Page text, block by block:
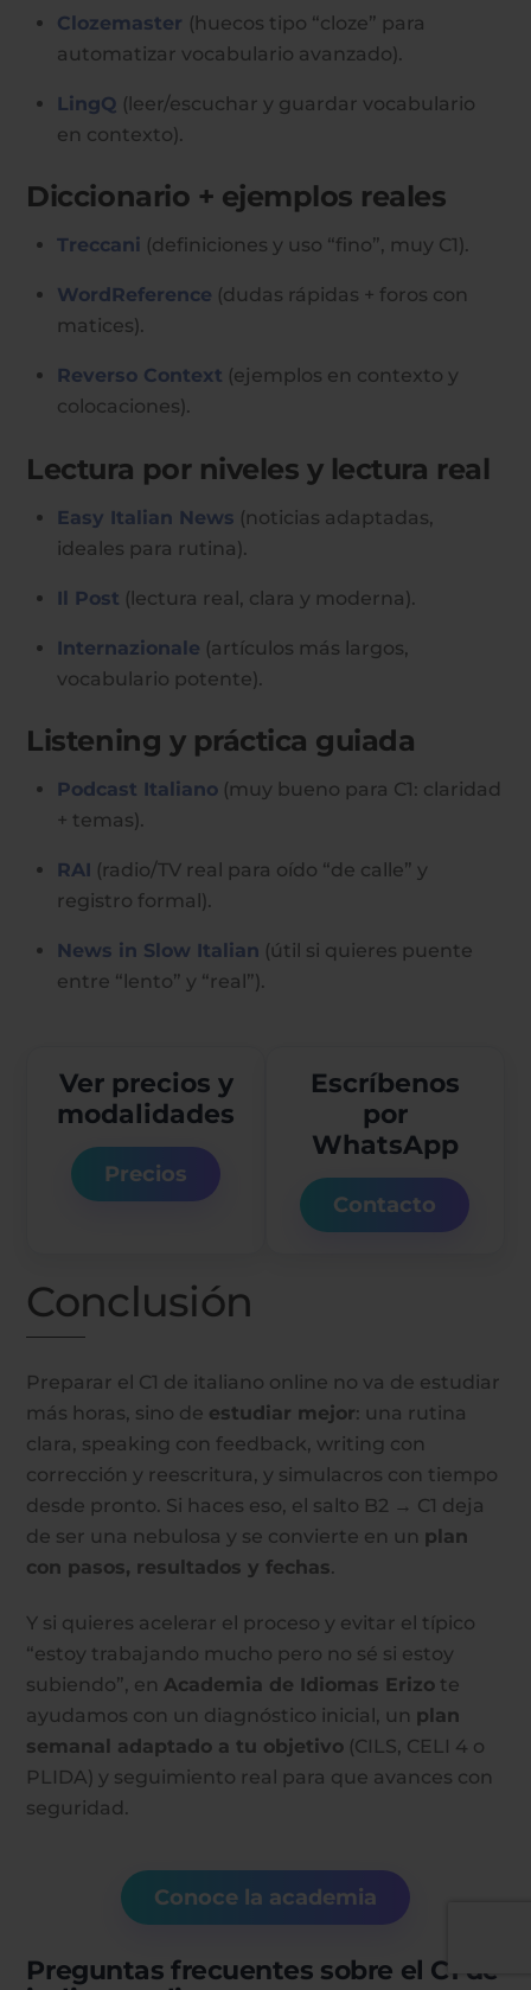
Clozemaster (huecos tipo “cloze” para
automatizar vocabulario avanzado).
LingQ (leer/escuchar y guardar vocabulario
en contexto).
Diccionario + ejemplos reales
Treccani (definiciones y uso “fino”, muy C1).
WordReference (dudas rápidas + foros con
matices).
Reverso Context (ejemplos en contexto y
colocaciones).
Lectura por niveles y lectura real
Easy Italian News (noticias adaptadas,
ideales para rutina).
Il Post (lectura real, clara y moderna).
Internazionale (artículos más largos,
vocabulario potente).
Listening y práctica guiada
Podcast Italiano (muy bueno para C1: claridad
+ temas).
RAI (radio/TV real para oído “de calle” y
registro formal).
News in Slow Italian (útil si quieres puente
entre “lento” y “real”).
Ver precios y
modalidades
Precios
Escríbenos
por
WhatsApp
Contacto
Conclusión
Preparar el C1 de italiano online no va de estudiar
más horas, sino de estudiar mejor: una rutina
clara, speaking con feedback, writing con
corrección y reescritura, y simulacros con tiempo
desde pronto. Si haces eso, el salto B2 → C1 deja
de ser una nebulosa y se convierte en un plan
con pasos, resultados y fechas.
Y si quieres acelerar el proceso y evitar el típico
“estoy trabajando mucho pero no sé si estoy
subiendo”, en Academia de Idiomas Erizo te
ayudamos con un diagnóstico inicial, un plan
semanal adaptado a tu objetivo (CILS, CELI 4 o
PLIDA) y seguimiento real para que avances con
seguridad.
Conoce la academia
Preguntas frecuentes sobre el C1 de